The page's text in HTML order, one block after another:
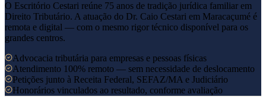
O Escritório Cestari reúne 75 anos de tradição jurídica familiar em
Direito Tributário. A atuação do Dr. Caio Cestari em Maracaçumé é
remota e digital — com o mesmo rigor técnico disponível para os
grandes centros.
Advocacia tributária para empresas e pessoas físicas
Atendimento 100% remoto — sem necessidade de deslocamento
Petições junto à Receita Federal, SEFAZ/MA e Judiciário
Honorários vinculados ao resultado, conforme avaliação